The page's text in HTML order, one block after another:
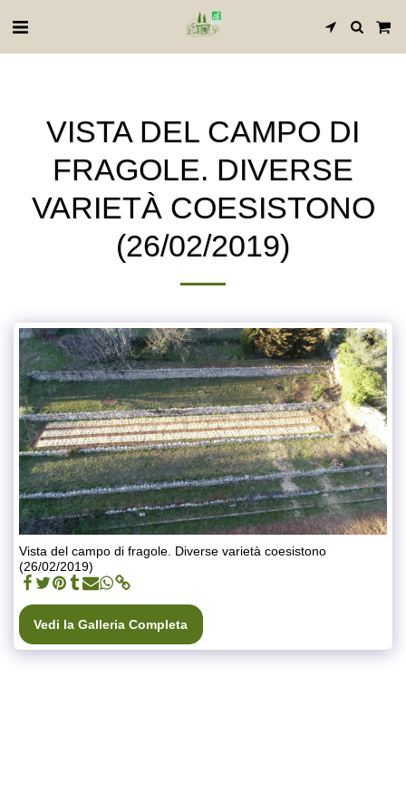
VISTA DEL CAMPO DI
FRAGOLE. DIVERSE
VARIETÀ COESISTONO
(26/02/2019)
Vista del campo di fragole. Diverse varietà coesistono
(26/02/2019)
Vedi la Galleria Completa